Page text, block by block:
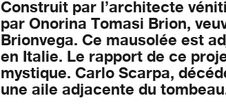
Construit par l’architecte
par Onorina Tomasi Brion,
Brionvega. Ce mausolée est
en Italie. Le rapport de ce
mystique. Carlo Scarpa,
une aile adjacente du